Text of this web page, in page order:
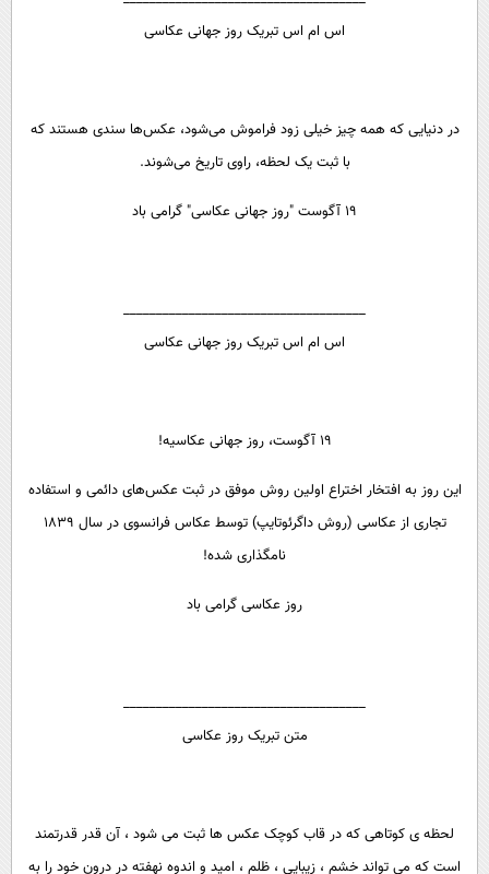
اس ام اس تبریک روز جهانی عکاسی
در دنیایی که همه چیز خیلی زود فراموش می‌شود، عکس‌ها سندی هستند که
با ثبت یک لحظه، راوی تاریخ می‌شوند.
19 آگوست "روز جهانی عکاسی" گرامی باد
_____________________________________
اس ام اس تبریک روز جهانی عکاسی
19 آگوست، روز جهانی عکاسیه!
این روز به افتخار اختراع اولین روش موفق در ثبت عکس‌های دائمی و استفاده
تجاری از عکاسی (روش داگرئوتایپ) توسط عکاس فرانسوی در سال 1839
نامگذاری شده!
روز عکاسی گرامی باد
_____________________________________
متن تبریک روز عکاسی
لحظه ی کوتاهی که در قاب کوچک عکس ها ثبت می شود ، آن قدر قدرتمند
است که می تواند خشم ، زیبایی ، ظلم ، امید و اندوه نهفته در درون خود را به